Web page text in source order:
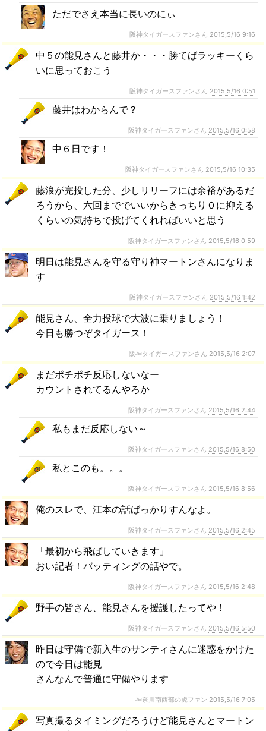
ただでさえ本当に長いのにぃ
阪神タイガースファンさん 2015,5/16 9:16
中５の能見さんと藤井か・・・勝てばラッキーくら
いに思っておこう
阪神タイガースファンさん 2015,5/16 0:51
藤井はわからんで？
阪神タイガースファンさん 2015,5/16 0:58
中６日です！
阪神タイガースファンさん 2015,5/16 10:35
藤浪が完投した分、少しリリーフには余裕があるだ
ろうから、六回まででいいからきっちり０に抑える
くらいの気持ちで投げてくれればいいと思う
阪神タイガースファンさん 2015,5/16 0:59
明日は能見さんを守る守り神マートンさんになりま
す
阪神タイガースファンさん 2015,5/16 1:42
能見さん、全力投球で大波に乗りましょう！
今日も勝つぞタイガース！
阪神タイガースファンさん 2015,5/16 2:07
まだポチポチ反応しないなー
カウントされてるんやろか
阪神タイガースファンさん 2015,5/16 2:44
私もまだ反応しない～
阪神タイガースファンさん 2015,5/16 8:50
私とこのも。。。
阪神タイガースファンさん 2015,5/16 8:56
俺のスレで、江本の話ばっかりすんなよ。
阪神タイガースファンさん 2015,5/16 2:45
「最初から飛ばしていきます」
おい記者！バッティングの話やで。
阪神タイガースファンさん 2015,5/16 2:48
野手の皆さん、能見さんを援護したってや！
阪神タイガースファンさん 2015,5/16 5:50
昨日は守備で新入生のサンティさんに迷惑をかけた
ので今日は能見
さんなんで普通に守備やります
神奈川南西部の虎ファン 2015,5/16 7:05
写真撮るタイミングだろうけど能見さんとマートン